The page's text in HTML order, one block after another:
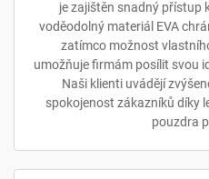
je zajištěn snadný přístup
voděodolný materiál EVA
zatímco možnost
umožňuje firmám posílit svou
Naši klienti uvádějí
spokojenost zákazníků díky
pouzdra